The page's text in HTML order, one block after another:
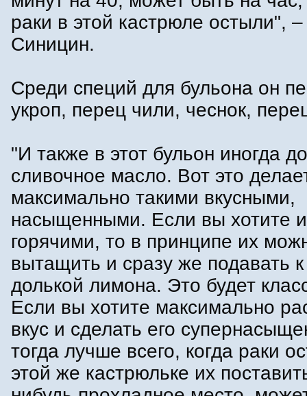
раки в этой кастрюле остыли", –
Синицин.
Среди специй для бульона он
укроп, перец чили, чеснок,
"И также в этот бульон иногда
сливочное масло. Вот это
максимально такими вкусными,
насыщенными. Если вы хотите
горячими, то в принципе их
вытащить и сразу же подавать к
долькой лимона. Это будет
Если вы хотите максимально
вкус и сделать его
тогда лучше всего, когда раки
этой же кастрюльке их